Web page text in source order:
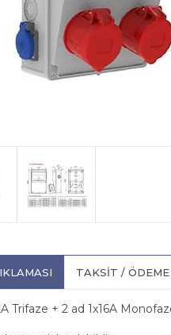
TAKSIT / ÖDEME
Trifaze + 2 ad 1x16A